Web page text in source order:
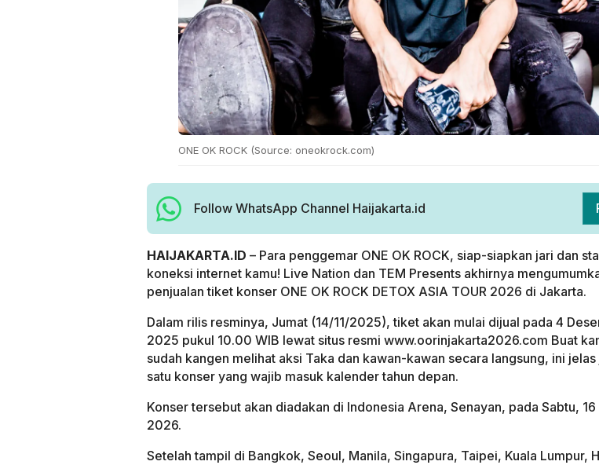
ONE OK ROCK (Source: oneokrock.com)
Follow WhatsApp Channel Haijakarta.id
HAIJAKARTA.ID – Para penggemar ONE OK ROCK, siap-siapkan jari dan
koneksi internet kamu! Live Nation dan TEM Presents akhirnya
penjualan tiket konser ONE OK ROCK DETOX ASIA TOUR 2026 di Jakarta.
Dalam rilis resminya, Jumat (14/11/2025), tiket akan mulai dijual pada 4
2025 pukul 10.00 WIB lewat situs resmi www.oorinjakarta2026.com Buat
sudah kangen melihat aksi Taka dan kawan-kawan secara langsung, ini jelas
satu konser yang wajib masuk kalender tahun depan.
Konser tersebut akan diadakan di Indonesia Arena, Senayan, pada Sabtu, 16
2026.
Setelah tampil di Bangkok, Seoul, Manila, Singapura, Taipei, Kuala Lumpur,